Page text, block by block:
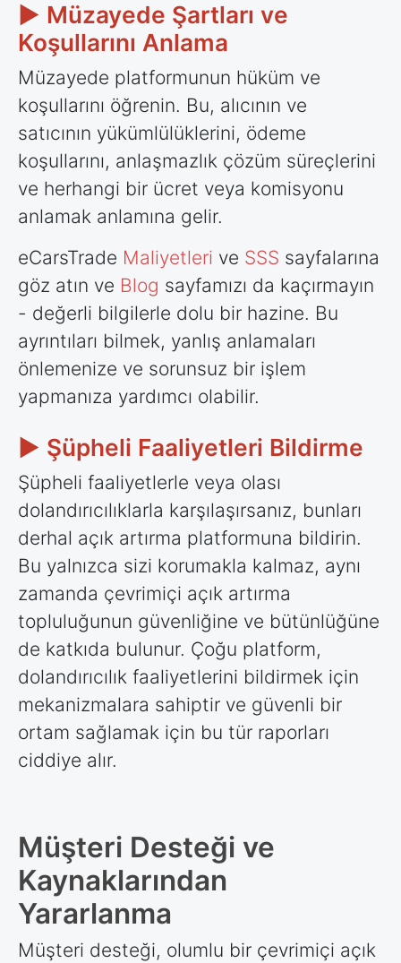
► Müzayede Şartları ve
Koşullarını Anlama
Müzayede platformunun hüküm ve
koşullarını öğrenin. Bu, alıcının ve
satıcının yükümlülüklerini, ödeme
koşullarını, anlaşmazlık çözüm süreçlerini
ve herhangi bir ücret veya komisyonu
anlamak anlamına gelir.
eCarsTrade Maliyetleri ve SSS sayfalarına
göz atın ve Blog sayfamızı da kaçırmayın
- değerli bilgilerle dolu bir hazine. Bu
ayrıntıları bilmek, yanlış anlamaları
önlemenize ve sorunsuz bir işlem
yapmanıza yardımcı olabilir.
► Şüpheli Faaliyetleri Bildirme
Şüpheli faaliyetlerle veya olası
dolandırıcılıklarla karşılaşırsanız, bunları
derhal açık artırma platformuna bildirin.
Bu yalnızca sizi korumakla kalmaz, aynı
zamanda çevrimiçi açık artırma
topluluğunun güvenliğine ve bütünlüğüne
de katkıda bulunur. Çoğu platform,
dolandırıcılık faaliyetlerini bildirmek için
mekanizmalara sahiptir ve güvenli bir
ortam sağlamak için bu tür raporları
ciddiye alır.
Müşteri Desteği ve
Kaynaklarından
Yararlanma
Müşteri desteği, olumlu bir çevrimiçi açık